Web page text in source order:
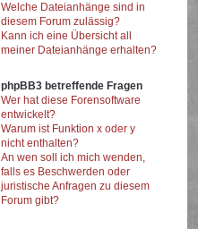
Welche Dateianhänge sind in
diesem Forum zulässig?
Kann ich eine Übersicht all
meiner Dateianhänge erhalten?
phpBB3 betreffende Fragen
Wer hat diese Forensoftware
entwickelt?
Warum ist Funktion x oder y
nicht enthalten?
An wen soll ich mich wenden,
falls es Beschwerden oder
juristische Anfragen zu diesem
Forum gibt?